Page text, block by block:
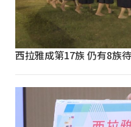
西拉雅成第17族 仍有8族